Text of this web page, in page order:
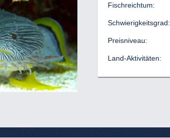
Fischreichtum:
Schwierigkeitsgrad:
Preisniveau:
Land-Aktivitäten: